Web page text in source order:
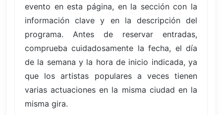
evento en esta página, en la sección con la
información clave y en la descripción del
programa. Antes de reservar entradas,
comprueba cuidadosamente la fecha, el día
de la semana y la hora de inicio indicada, ya
que los artistas populares a veces tienen
varias actuaciones en la misma ciudad en la
misma gira.